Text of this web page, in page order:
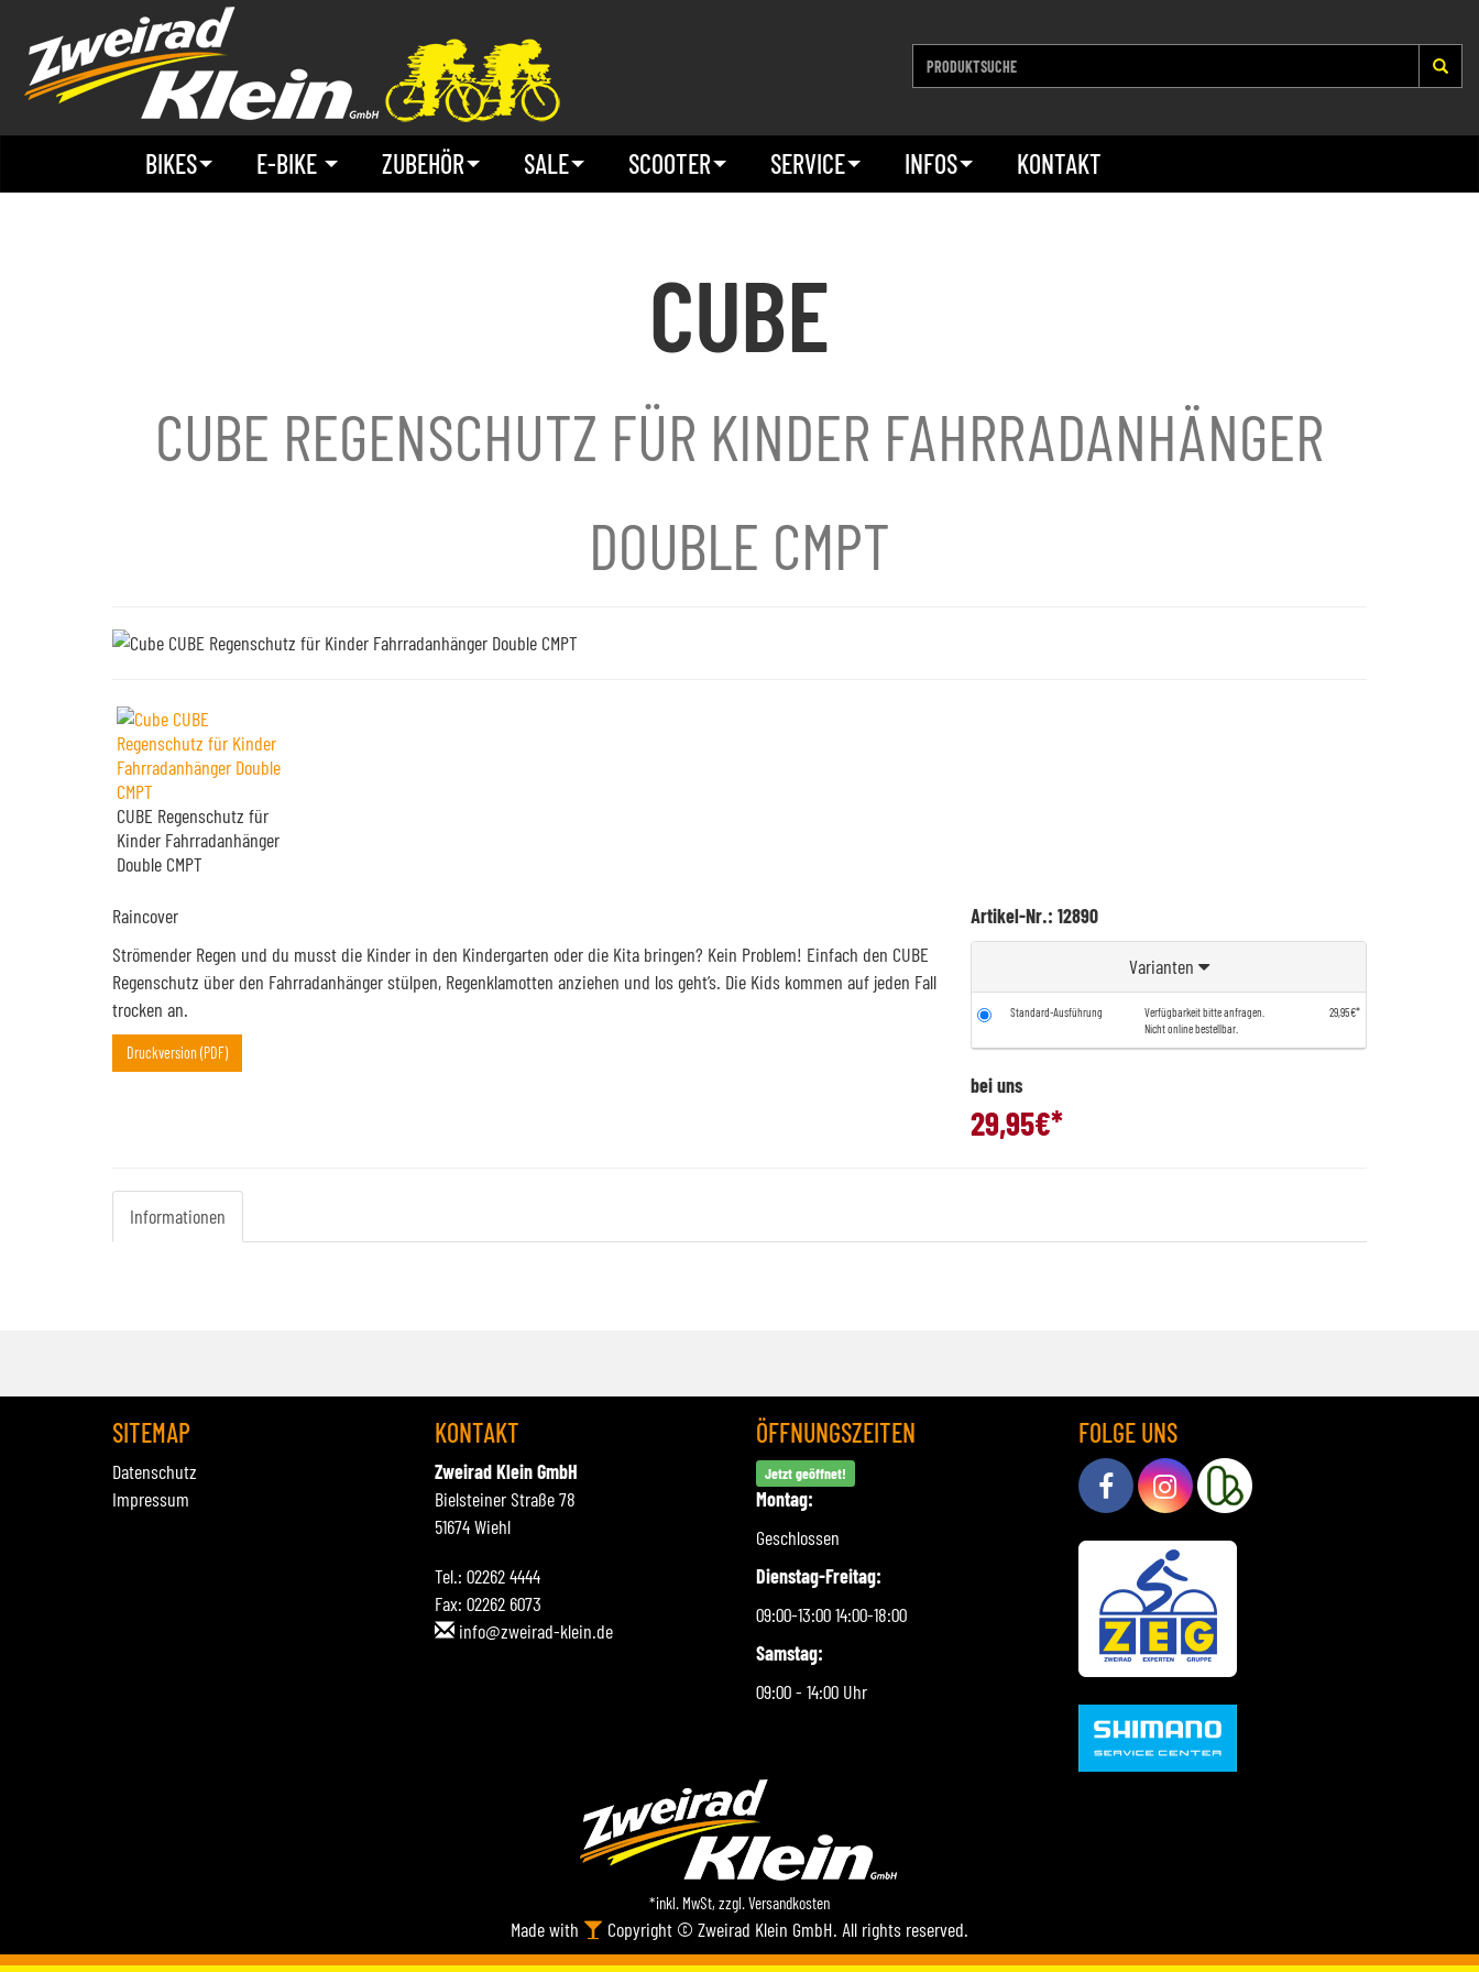
BIKES E-BIKE ZUBEHÖR SALE SCOOTER SERVICE INFOS KONTAKT
CUBE
CUBE REGENSCHUTZ FÜR KINDER FAHRRADANHÄNGER
DOUBLE CMPT
CUBE Regenschutz für
Kinder Fahrradanhänger
Double CMPT
Raincover
Strömender Regen und du musst die Kinder in den Kindergarten oder die Kita bringen? Kein Problem! Einfach den CUBE
Regenschutz über den Fahrradanhänger stülpen, Regenklamotten anziehen und los geht’s. Die Kids kommen auf jeden Fall
trocken an.
Druckversion (PDF)
Artikel-Nr.: 12890
Varianten
Standard-Ausführung
Verfügbarkeit bitte anfragen.
Nicht online bestellbar.
29,95€*
bei uns
29,95€*
Informationen
SITEMAP
Datenschutz
Impressum
KONTAKT
Zweirad Klein GmbH
Bielsteiner Straße 78
51674 Wiehl
Tel.: 02262 4444
Fax: 02262 6073
info@zweirad-klein.de
ÖFFNUNGSZEITEN
Jetzt geöffnet!
Montag:
Geschlossen
Dienstag-Freitag:
09:00-13:00 14:00-18:00
Samstag:
09:00 - 14:00 Uhr
FOLGE UNS
*inkl. MwSt, zzgl.Versandkosten
Made with Copyright © Zweirad Klein GmbH. All rights reserved.